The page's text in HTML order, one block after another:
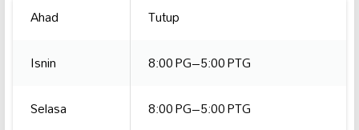
Ahad
Tutup
Isnin
8:00 PG–5:00 PTG
Selasa
8:00 PG–5:00 PTG